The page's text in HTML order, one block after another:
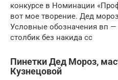
конкурсе в Номинации
вот мое творение. Дед
Условные обозначения вп
столбик без накида сс
Пинетки Дед Мороз,
Кузнецовой